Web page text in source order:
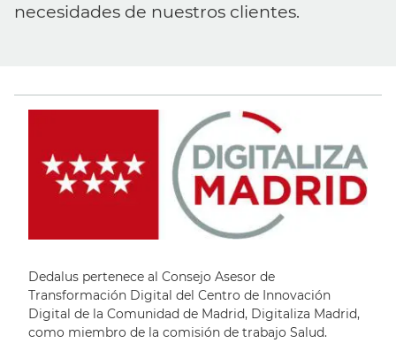
Español
necesidades de nuestros clientes.
Dedalus pertenece al Consejo Asesor de
Transformación Digital del Centro de Innovación
Digital de la Comunidad de Madrid, Digitaliza Madrid,
como miembro de la comisión de trabajo Salud.